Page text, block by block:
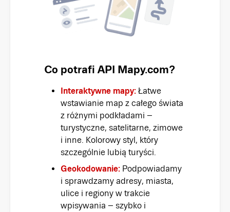
Co potrafi API Mapy.com?
Interaktywne mapy: Łatwe
wstawianie map z całego świata
z różnymi podkładami –
turystyczne, satelitarne, zimowe
i inne. Kolorowy styl, który
szczególnie lubią turyści.
Geokodowanie: Podpowiadamy
i sprawdzamy adresy, miasta,
ulice i regiony w trakcie
wpisywania – szybko i